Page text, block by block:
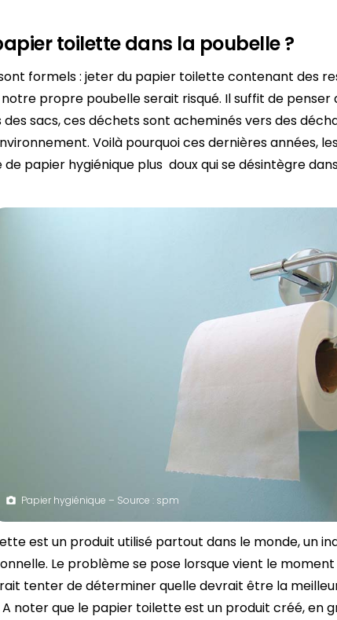
toilette dans la poubelle ?
formels : jeter du papier toilette contenant des
propre poubelle serait risqué. Il suffit de penser
sacs, ces déchets sont acheminés vers des
Voilà pourquoi ces dernières années,
papier hygiénique plus doux qui se désintègre
Papier hygiénique – Source : spm
est un produit utilisé partout dans le monde, un
Le problème se pose lorsque vient le
tenter de déterminer quelle devrait être la
noter que le papier toilette est un produit créé, en